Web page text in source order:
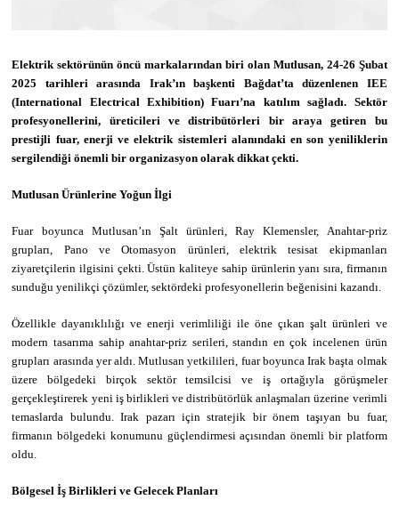
Elektrik sektörünün öncü markalarından biri olan Mutlusan, 24-26 Şubat
2025 tarihleri arasında Irak’ın başkenti Bağdat’ta düzenlenen IEE
(International Electrical Exhibition) Fuarı’na katılım sağladı. Sektör
profesyonellerini, üreticileri ve distribütörleri bir araya getiren bu
prestijli fuar, enerji ve elektrik sistemleri alanındaki en son yeniliklerin
sergilendiği önemli bir organizasyon olarak dikkat çekti.
Mutlusan Ürünlerine Yoğun İlgi
Fuar boyunca Mutlusan’ın Şalt ürünleri, Ray Klemensler, Anahtar-priz
grupları, Pano ve Otomasyon ürünleri, elektrik tesisat ekipmanları
ziyaretçilerin ilgisini çekti. Üstün kaliteye sahip ürünlerin yanı sıra, firmanın
sunduğu yenilikçi çözümler, sektördeki profesyonellerin beğenisini kazandı.
Özellikle dayanıklılığı ve enerji verimliliği ile öne çıkan şalt ürünleri ve
modern tasarıma sahip anahtar-priz serileri, standın en çok incelenen ürün
grupları arasında yer aldı. Mutlusan yetkilileri, fuar boyunca Irak başta olmak
üzere bölgedeki birçok sektör temsilcisi ve iş ortağıyla görüşmeler
gerçekleştirerek yeni iş birlikleri ve distribütörlük anlaşmaları üzerine verimli
temaslarda bulundu. Irak pazarı için stratejik bir önem taşıyan bu fuar,
firmanın bölgedeki konumunu güçlendirmesi açısından önemli bir platform
oldu.
Bölgesel İş Birlikleri ve Gelecek Planları